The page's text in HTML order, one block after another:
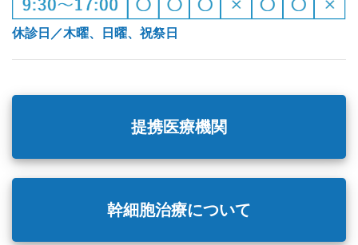
休診日／木曜、日曜、祝祭日
提携医療機関
幹細胞治療について